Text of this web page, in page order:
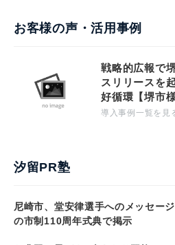
お客様の声・活用事例
戦略的広報で
スリリースを
好循環【堺市様
導入事例一覧を見
汐留PR塾
尼崎市、堂安律選手へのメッセー
の市制110周年式典で掲示